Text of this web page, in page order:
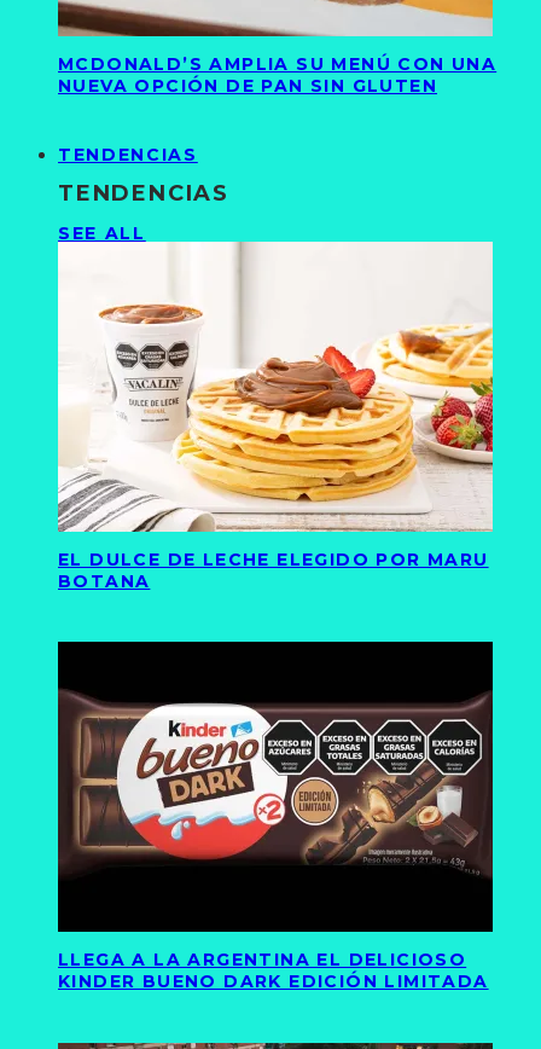
MCDONALD’S AMPLIA SU MENÚ CON UNA
NUEVA OPCIÓN DE PAN SIN GLUTEN
TENDENCIAS
TENDENCIAS
SEE ALL
EL DULCE DE LECHE ELEGIDO POR MARU
BOTANA
LLEGA A LA ARGENTINA EL DELICIOSO
KINDER BUENO DARK EDICIÓN LIMITADA